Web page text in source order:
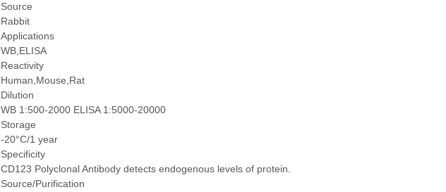
Source
Rabbit
Applications
WB,ELISA
Reactivity
Human,Mouse,Rat
Dilution
WB 1:500-2000 ELISA 1:5000-20000
Storage
-20°C/1 year
Specificity
CD123 Polyclonal Antibody detects endogenous levels of protein.
Source/Purification